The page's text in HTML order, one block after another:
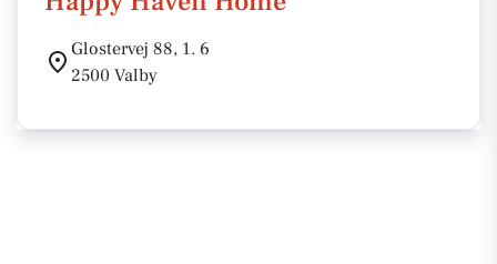
Glostervej 88, 1. 6
2500 Valby